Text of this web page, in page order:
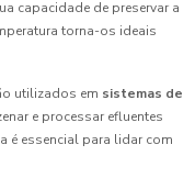
capacidade de preservar a
torna-os ideais
utilizados em sistemas de
e processar efluentes
é essencial para lidar com